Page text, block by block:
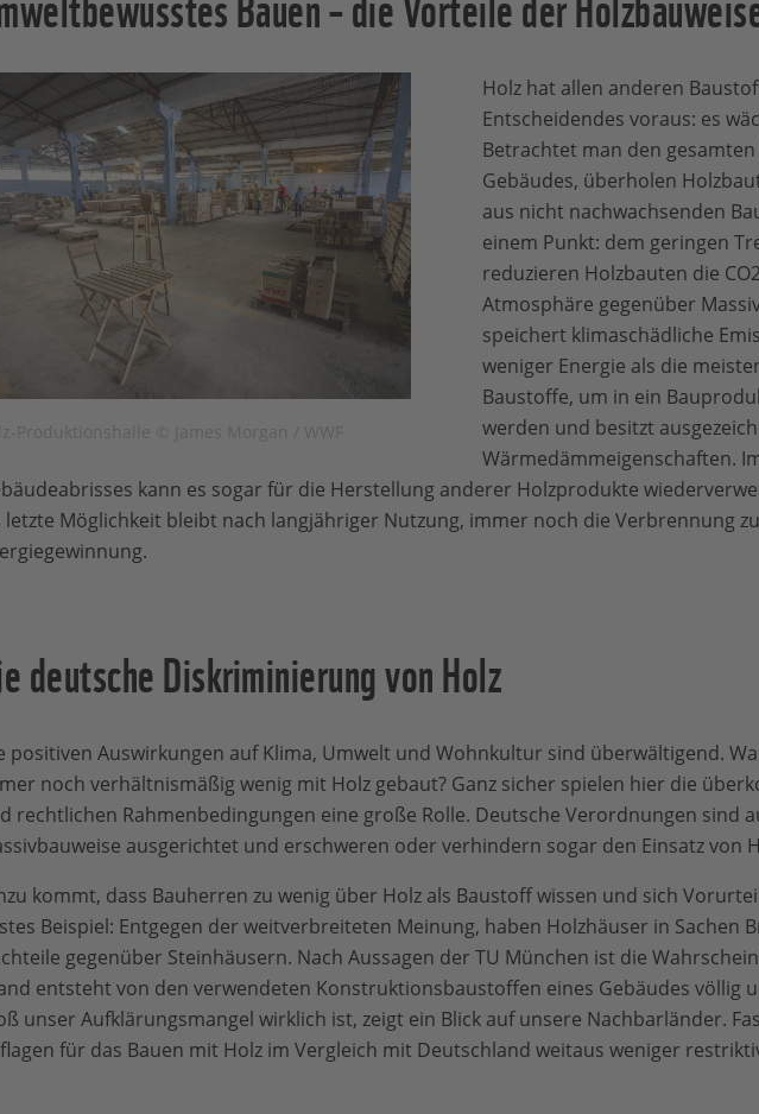
Holz hat allen anderen
Entscheidendes voraus: es
Betrachtet man den gesamten
Gebäudes, überholen
aus nicht nachwachsenden
einem Punkt: dem geringen
reduzieren Holzbauten die
Atmosphäre gegenüber
speichert klimaschädliche
weniger Energie als die
Baustoffe, um in ein
werden und besitzt
Wärmedämmeigenschaften.
kann es sogar für die Herstellung anderer Holzprodukte
letzte Möglichkeit bleibt nach langjähriger Nutzung, immer noch die Verbrennung
deutsche Diskriminierung von Holz
positiven Auswirkungen auf Klima, Umwelt und Wohnkultur sind überwältigend.
noch verhältnismäßig wenig mit Holz gebaut? Ganz sicher spielen hier die
rechtlichen Rahmenbedingungen eine große Rolle. Deutsche Verordnungen sind
ausgerichtet und erschweren oder verhindern sogar den Einsatz von
kommt, dass Bauherren zu wenig über Holz als Baustoff wissen und sich
Beispiel: Entgegen der weitverbreiteten Meinung, haben Holzhäuser in Sachen
gegenüber Steinhäusern. Nach Aussagen der TU München ist die
entsteht von den verwendeten Konstruktions­baustoffen eines Gebäudes völlig
unser Aufklärungsmangel wirklich ist, zeigt ein Blick auf unsere Nachbarländer.
für das Bauen mit Holz im Vergleich mit Deutschland weitaus weniger